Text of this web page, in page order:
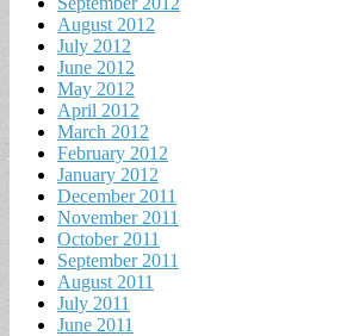
August 2012
July 2012
June 2012
May 2012
April 2012
March 2012
February 2012
January 2012
December 2011
November 2011
October 2011
September 2011
August 2011
July 2011
June 2011